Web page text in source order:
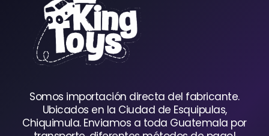
Somos importación directa del fabricante.
Ubicados en la Ciudad de Esquipulas,
Chiquimula. Enviamos a toda Guatemala por